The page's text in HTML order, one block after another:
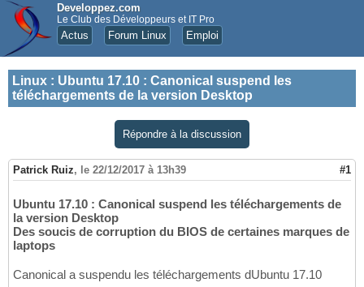
Developpez.com
Le Club des Développeurs et IT Pro
Actus Forum Linux Emploi
Linux : Ubuntu 17.10 : Canonical suspend les
téléchargements de la version Desktop
Répondre à la discussion
Patrick Ruiz, le 22/12/2017 à 13h39 #1
Ubuntu 17.10 : Canonical suspend les téléchargements de
la version Desktop
Des soucis de corruption du BIOS de certaines marques de
laptops
Canonical a suspendu les téléchargements dUbuntu 17.10